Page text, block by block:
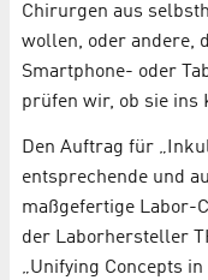
Chirurgen aus
wollen, oder andere,
Smartphone- oder
prüfen wir, ob sie ins
Den Auftrag für
entsprechende und
maßgefertige Labor-
der Laborhersteller
„Unifying Concepts